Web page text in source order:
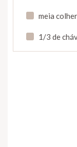
meia
1/3 de